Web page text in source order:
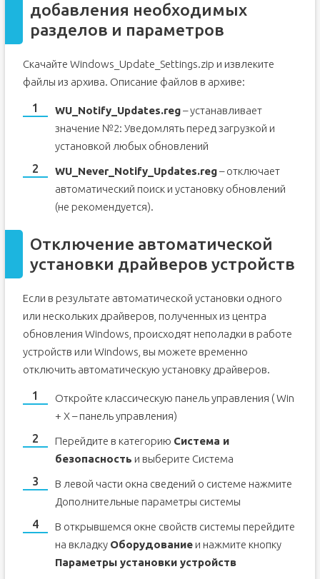
добавления необходимых
разделов и параметров
Скачайте Windows_Update_Settings.zip и извлеките
файлы из архива. Описание файлов в архиве:
WU_Notify_Updates.reg– устанавливает
значение №2: Уведомлять перед загрузкой и
установкой любых обновлений
WU_Never_Notify_Updates.reg– отключает
автоматический поиск и установку обновлений
(не рекомендуется).
Отключение автоматической
установки драйверов устройств
Если в результате автоматической установки одного
или нескольких драйверов, полученных из центра
обновления Windows, происходят неполадки в работе
устройств или Windows, вы можете временно
отключить автоматическую установку драйверов.
Откройте классическую панель управления ( Win
+ X – панель управления)
Перейдите в категорию Система и
безопасность и выберите Система
В левой части окна сведений о системе нажмите
Дополнительные параметры системы
В открывшемся окне свойств системы перейдите
на вкладку Оборудованиеи нажмите кнопку
Параметры установки устройств